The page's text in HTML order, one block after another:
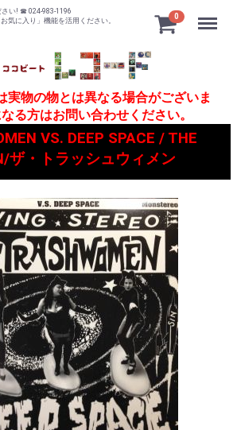
い! ☎ 024-983-1196
気に入り」機能を活用ください。
0 Menu
実物の物とは異なる場合がございま
る方はお問い合わせください。
VS. DEEP SPACE / THE
ザ・トラッシュウィメン